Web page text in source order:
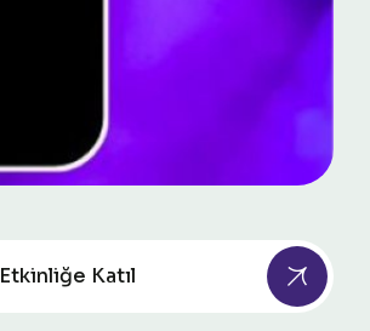
Etkinliğe Katıl